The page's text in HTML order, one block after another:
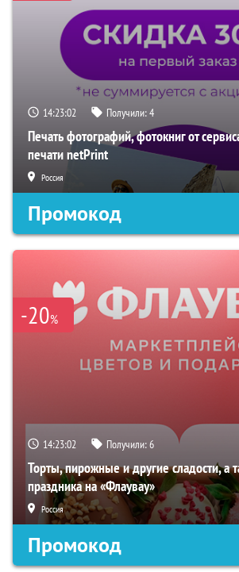
14:23:01 Получили:4
Печать фотографий, фотокниг от
печати netPrint
Россия
Промокод
-20%
14:23:01 Получили:6
Торты, пирожные и другие сладости, а
праздника на «Флаувау»
Россия
Промокод